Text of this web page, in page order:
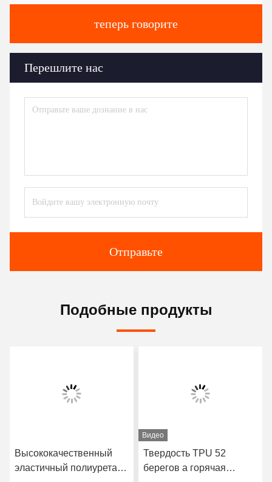
теперь говорите
Перешлите нас
Отправьте
Подобные продукты
Высококачественный
эластичный полиуретан
Видео
Твердость TPU 52
берегов a горячая